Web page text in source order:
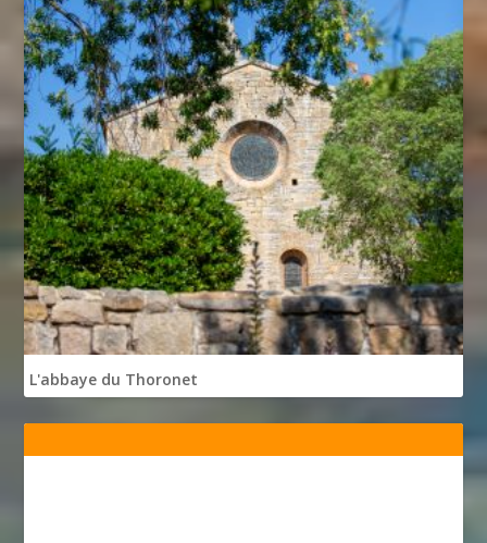
L'abbaye du Thoronet